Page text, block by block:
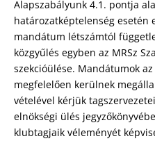
Alapszabályunk 4.1. pontja
határozatképtelenség esetén
mandátum létszámtól
közgyűlés egyben az MRSz
szekcióülése. Mandátumok
megfelelően kerülnek
vételével kérjük
elnökségi ülés
klubtagjaik véleményét